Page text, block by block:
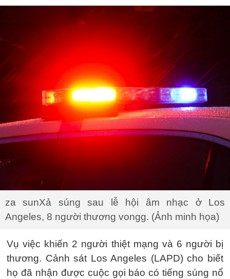
za sunXả súng sau lễ hội âm nhạc ở Los
Angeles, 8 người thương vongg. (Ảnh minh họa)
Vụ việc khiến 2 người thiệt mạng và 6 người bị
thương. Cảnh sát Los Angeles (LAPD) cho biết
họ đã nhận được cuộc gọi báo có tiếng súng nổ